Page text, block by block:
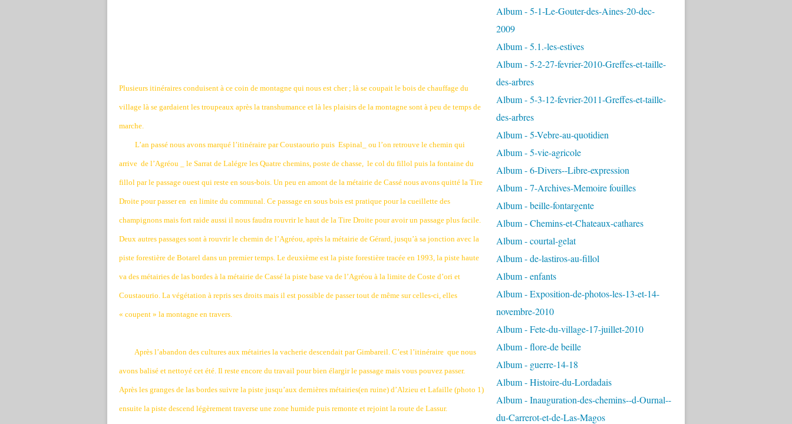
Plusieurs itinéraires conduisent à ce coin de montagne qui nous est cher ; là se coupait le bois de chauffage du
village là se gardaient les troupeaux après la transhumance et là les plaisirs de la montagne sont à peu de temps de
marche.
L’an passé nous avons marqué l’itinéraire par Coustaourio puis Espinal_ ou l’on retrouve le chemin qui
arrive de l’Agréou _ le Sarrat de Lalégre les Quatre chemins, poste de chasse, le col du fillol puis la fontaine du
fillol par le passage ouest qui reste en sous-bois. Un peu en amont de la métairie de Cassé nous avons quitté la Tire
Droite pour passer en en limite du communal. Ce passage en sous bois est pratique pour la cueillette des
champignons mais fort raide aussi il nous faudra rouvrir le haut de la Tire Droite pour avoir un passage plus facile.
Deux autres passages sont à rouvrir le chemin de l’Agréou, après la métairie de Gérard, jusqu’à sa jonction avec la
piste forestière de Botarel dans un premier temps. Le deuxième est la piste forestière tracée en 1993, la piste haute
va des métairies de las bordes à la métairie de Cassé la piste base va de l’Agréou à la limite de Coste d’ori et
Coustaourio. La végétation à repris ses droits mais il est possible de passer tout de même sur celles-ci, elles
« coupent » la montagne en travers.
Après l’abandon des cultures aux métairies la vacherie descendait par Gimbareil. C’est l’itinéraire que nous
avons balisé et nettoyé cet été. Il reste encore du travail pour bien élargir le passage mais vous pouvez passer.
Après les granges de las bordes suivre la piste jusqu’aux dernières métairies(en ruine) d’Alzieu et Lafaille (photo 1)
ensuite la piste descend légèrement traverse une zone humide puis remonte et rejoint la route de Lassur.
Album - 5-1-Le-Gouter-des-Aines-20-dec-
2009
Album - 5.1.-les-estives
Album - 5-2-27-fevrier-2010-Greffes-et-taille-
des-arbres
Album - 5-3-12-fevrier-2011-Greffes-et-taille-
des-arbres
Album - 5-Vebre-au-quotidien
Album - 5-vie-agricole
Album - 6-Divers--Libre-expression
Album - 7-Archives-Memoire fouilles
Album - beille-fontargente
Album - Chemins-et-Chateaux-cathares
Album - courtal-gelat
Album - de-lastiros-au-fillol
Album - enfants
Album - Exposition-de-photos-les-13-et-14-
novembre-2010
Album - Fete-du-village-17-juillet-2010
Album - flore-de beille
Album - guerre-14-18
Album - Histoire-du-Lordadais
Album - Inauguration-des-chemins--d-Ournal--
du-Carrerot-et-de-Las-Magos